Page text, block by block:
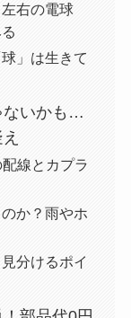
右の電球
」は生きて
ないかも…
線とカプラ
か？雨やホ
分けるポイ